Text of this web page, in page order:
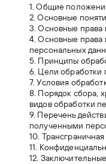
1. Общие
2. Основные
3. Основные права
4. Основные права
персональных
5. Принципы
6. Цели обработки
7. Условия
8. Порядок сбора,
видов обработки
9. Перечень
полученными
10.
11.
12.